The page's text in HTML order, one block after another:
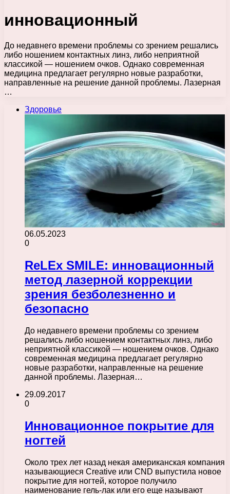
инновационный
До недавнего времени проблемы со зрением решались
либо ношением контактных линз, либо неприятной
классикой — ношением очков. Однако современная
медицина предлагает регулярно новые разработки,
направленные на решение данной проблемы. Лазерная
…
Здоровье
06.05.2023
0
ReLEx SMILE: инновационный
метод лазерной коррекции
зрения безболезненно и
безопасно
До недавнего времени проблемы со зрением
решались либо ношением контактных линз, либо
неприятной классикой — ношением очков. Однако
современная медицина предлагает регулярно
новые разработки, направленные на решение
данной проблемы. Лазерная…
29.09.2017
0
Инновационное покрытие для
ногтей
Около трех лет назад некая американская компания
называющиеся Creative или CND выпустила новое
покрытие для ногтей, которое получило
наименование гель-лак или его еще называют